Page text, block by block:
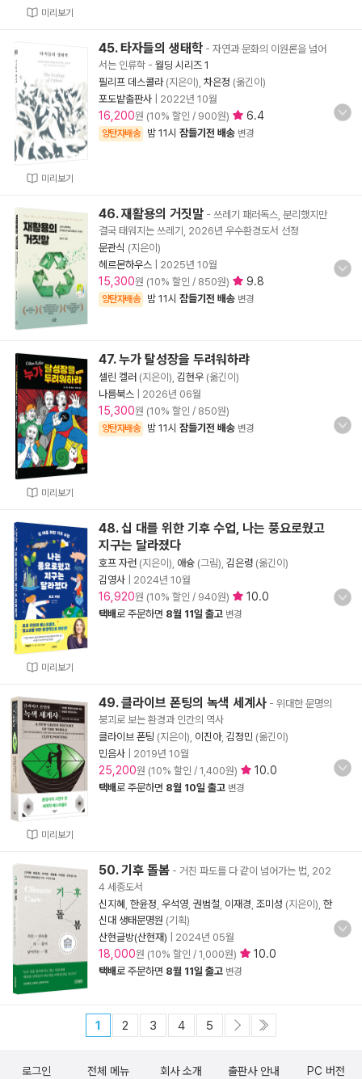
미리보기
미리보기
45. 타자들의 생태학 - 자연과 문화의 이원론을 넘어
서는 인류학 - 월딩 시리즈 1
필리프 데스콜라(지은이), 차은정 (옮긴이)
포도밭출판사
2022년 10월
16,200원 (10% 할인 / 900원) 6.4
양탄자배송 밤 11시 잠들기전 배송 변경
46. 재활용의 거짓말 - 쓰레기 패러독스, 분리했지만
결국 태워지는 쓰레기, 2026년 우수환경도서 선정
문관식 (지은이)
헤르몬하우스
2025년 10월
15,300원 (10% 할인 / 850원) 9.8
양탄자배송 밤 11시 잠들기전 배송 변경
미리보기
47. 누가 탈성장을 두려워하랴
셀린 켈러 (지은이), 김현우 (옮긴이)
나름북스
2026년 06월
15,300원 (10% 할인 / 850원)
양탄자배송 밤 11시 잠들기전 배송 변경
미리보기
48. 십 대를 위한 기후 수업, 나는 풍요로웠고
지구는 달라졌다
호프 자런 (지은이), 애슝 (그림), 김은령 (옮긴이)
김영사
2024년 10월
16,920원 (10% 할인 / 940원) 10.0
택배로 주문하면 8월 11일 출고 변경
미리보기
49. 클라이브 폰팅의 녹색 세계사 - 위대한 문명의
붕괴로 보는 환경과 인간의 역사
클라이브 폰팅 (지은이), 이진아, 김정민 (옮긴이)
민음사
2019년 10월
25,200원 (10% 할인 / 1,400원) 10.0
택배로 주문하면 8월 10일 출고 변경
50. 기후 돌봄 - 거친 파도를 다 같이 넘어가는 법, 202
4 세종도서
신지혜
한윤정 우석영 권범철 이재경 조미성 (지은이), 한
신대 생태문명원 (기획)
산현글방(산현재)
2024년 05월
18,000원 (10% 할인 / 1,000원) 10.0
택배로 주문하면 8월 11일 출고 변경
1 2 3 4 5
로그인 전체 메뉴 회사 소개 출판사 안내 PC 버전